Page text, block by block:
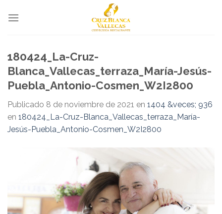
180424_La-Cruz-
Blanca_Vallecas_terraza_María-Jesús-
Puebla_Antonio-Cosmen_W2I2800
Publicado 8 de noviembre de 2021 en 1404 &veces; 936
en 180424_La-Cruz-Blanca_Vallecas_terraza_María-
Jesús-Puebla_Antonio-Cosmen_W2I2800